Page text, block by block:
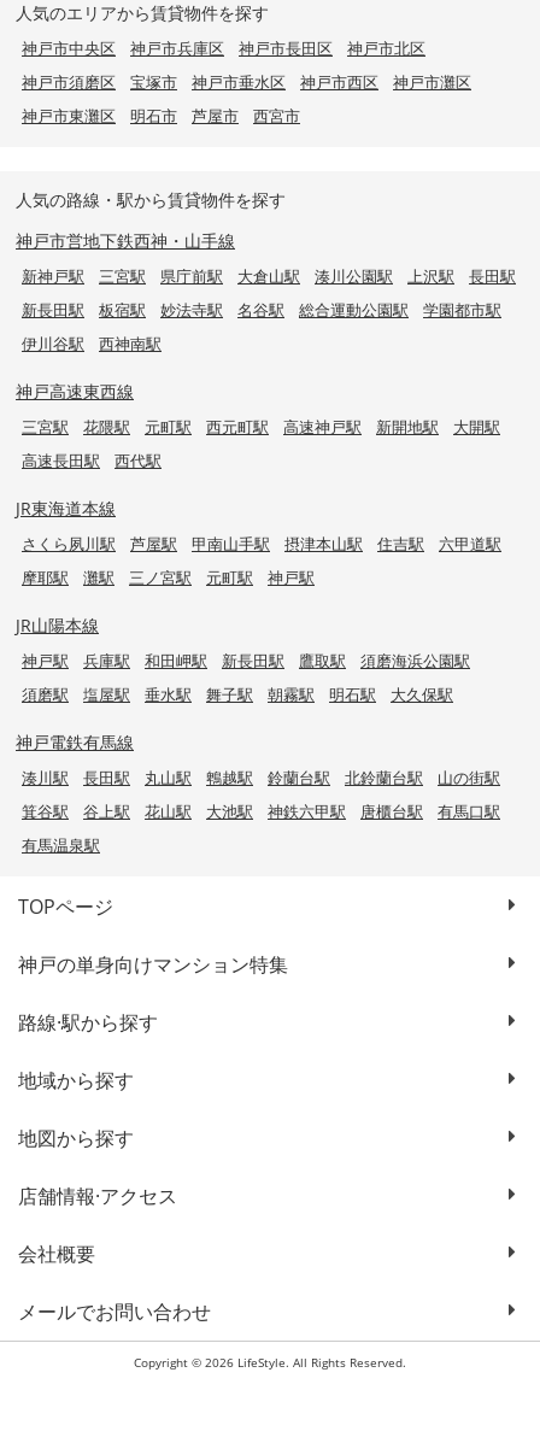
人気のエリアから賃貸物件を探す
神戸市中央区 神戸市兵庫区 神戸市長田区
神戸市北区
神戸市須磨区
宝塚市 神戸市垂水区 神戸市西区
神戸市灘区
神戸市東灘区
明石市 芦屋市 西宮市
人気の路線・駅から賃貸物件を探す
神戸市営地下鉄西神・山手線
新神戸駅 三宮駅 県庁前駅 大倉山駅 湊川公園駅 上沢駅
長田駅
新長田駅
板宿駅 妙法寺駅 名谷駅 総合運動公園駅
学園都市駅
伊川谷駅
西神南駅
神戸高速東西線
三宮駅 花隈駅 元町駅 西元町駅 高速神戸駅 新開地駅
大開駅
高速長田駅
西代駅
JR東海道本線
さくら夙川駅 芦屋駅 甲南山手駅 摂津本山駅 住吉駅
六甲道駅
摩耶駅
灘駅 三ノ宮駅 元町駅 神戸駅
JR山陽本線
神戸駅 兵庫駅 和田岬駅 新長田駅 鷹取駅
須磨海浜公園駅
須磨駅
塩屋駅 垂水駅 舞子駅 朝霧駅 明石駅 大久保駅
神戸電鉄有馬線
湊川駅 長田駅 丸山駅 鵯越駅 鈴蘭台駅 北鈴蘭台駅
山の街駅
箕谷駅
谷上駅 花山駅 大池駅 神鉄六甲駅 唐櫃台駅
有馬口駅
有馬温泉駅
TOPページ
神戸の単身向けマンション特集
路線·駅から探す
地域から探す
地図から探す
店舗情報·アクセス
会社概要
メールでお問い合わせ
Copyright © 2026 LifeStyle. All Rights Reserved.